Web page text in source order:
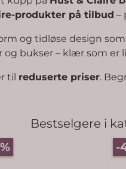
produkter på tilbud –
og tidløse design
og bukser – klær som er
til reduserte priser.
Bestselgere i
-